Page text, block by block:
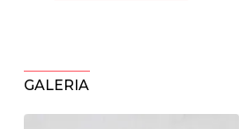
GALERIA